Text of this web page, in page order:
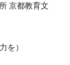
京都教育文
を）